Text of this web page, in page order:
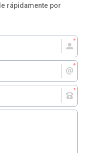
rápidamente por